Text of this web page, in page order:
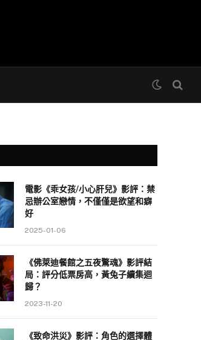
電影《乖女孩/小心肝兒》影評：禁
忌辦公室戀情，不僅僅是欲望和癖
好
2025-01-06
《佛萊迪餐館之五夜驚魂》影評結
局：評分低票房高，黃兔子續集迴
歸？
2023-11-20
《致命洪災》影評：角色的選擇體